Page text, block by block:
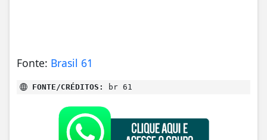
Fonte: Brasil 61
FONTE/CRÉDITOS: br 61